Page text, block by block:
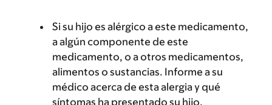
Si su hijo es alérgico a este medicamento,
a algún componente de este
medicamento, o a otros medicamentos,
alimentos o sustancias. Informe a su
médico acerca de esta alergia y qué
síntomas ha presentado su hijo.